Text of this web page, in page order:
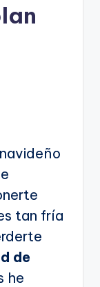
tan fría
de
he